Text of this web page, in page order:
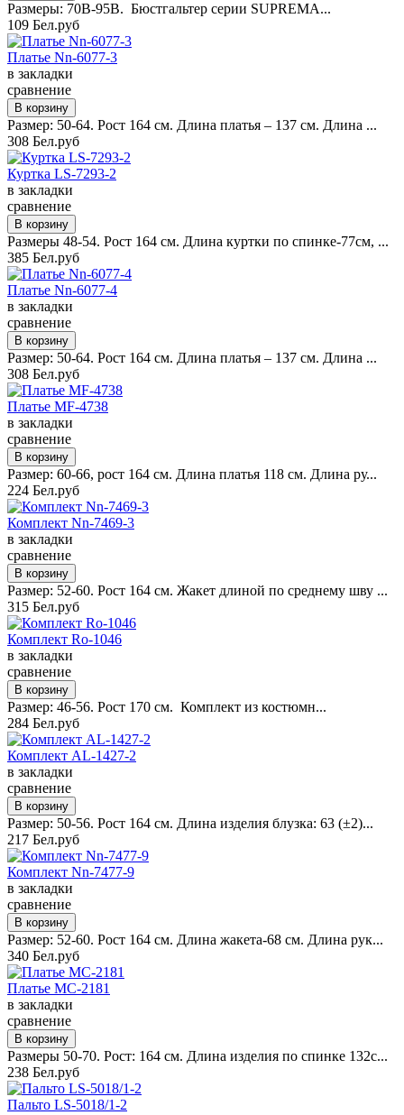
Размеры: 70B-95B. Бюстгальтер серии SUPREMA...
109 Бел.руб
Платье Nn-6077-3
в закладки
сравнение
Размер: 50-64. Рост 164 см. Длина платья – 137 см. Длина ...
308 Бел.руб
Куртка LS-7293-2
в закладки
сравнение
Размеры 48-54. Рост 164 см. Длина куртки по спинке-77см, ...
385 Бел.руб
Платье Nn-6077-4
в закладки
сравнение
Размер: 50-64. Рост 164 см. Длина платья – 137 см. Длина ...
308 Бел.руб
Платье MF-4738
в закладки
сравнение
Размер: 60-66, рост 164 см. Длина платья 118 см. Длина ру...
224 Бел.руб
Комплект Nn-7469-3
в закладки
сравнение
Размер: 52-60. Рост 164 см. Жакет длиной по среднему шву ...
315 Бел.руб
Комплект Ro-1046
в закладки
сравнение
Размер: 46-56. Рост 170 см. Комплект из костюмн...
284 Бел.руб
Комплект AL-1427-2
в закладки
сравнение
Размер: 50-56. Рост 164 см. Длина изделия блузка: 63 (±2)...
217 Бел.руб
Комплект Nn-7477-9
в закладки
сравнение
Размер: 52-60. Рост 164 см. Длина жакета-68 см. Длина рук...
340 Бел.руб
Платье MC-2181
в закладки
сравнение
Размеры 50-70. Рост: 164 см. Длина изделия по спинке 132с...
238 Бел.руб
Пальто LS-5018/1-2